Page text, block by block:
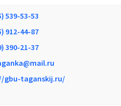
539-53-53
912-44-87
390-21-37
gbu-taganskij.ru/